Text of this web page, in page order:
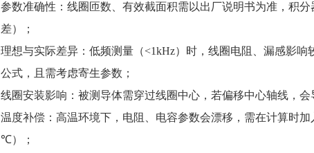
参数准确性：线圈匝数、有效截面积需以出厂说明书为准，积
差）；
理想与实际差异：低频测量（<1kHz）时，线圈电阻、漏感影
公式，且需考虑寄生参数；
线圈安装影响：被测导体需穿过线圈中心，若偏移中心轴线，会
温度补偿：高温环境下，电阻、电容参数会漂移，需在计算时
℃）；